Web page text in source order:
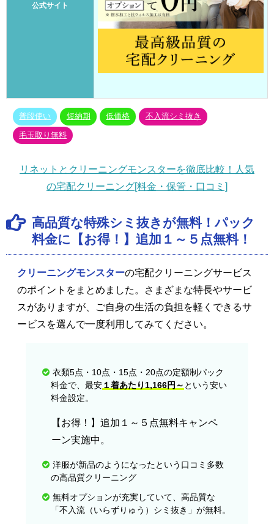
公式サイト
普段使い 短納期 低価格 不入流シミ抜き
毛玉取り無料
リネットとクリーニングモンスターを徹底比較！人気
の宅配クリーニング[料金・保管・口コミ]
高品質な特殊シミ抜きが無料！パック
料金に【お得！】追加１～５点無料！
クリーニングモンスターの宅配クリーニングサービス
のポイントをまとめました。さまざまな特長やサービ
スがありますが、ご自身の生活の負担を軽くできるサ
ービスを選んで一度利用してみてください。
衣類5点・10点・15点・20点の定額制パック
料金で、最安１着あたり1,166円～ という安い
料金設定。
【お得！】追加１～５点無料キャンペ
ーン実施中。
洋服が新品のようになったという口コミ多数
の高品質クリーニング
無料オプションが充実していて、高品質な
「不入流（いらずりゅう）シミ抜き」が無料。